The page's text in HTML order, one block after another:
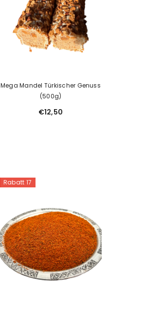
Mega Mandel Türkischer Genuss
(500g)
€12,50
Rabatt 17